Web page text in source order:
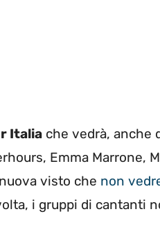
Italia che vedrà, anche
Emma Marrone,
visto che non
i gruppi di cantanti